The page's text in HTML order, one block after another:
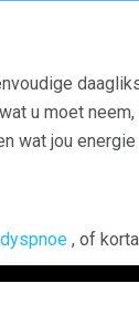
u moet
wat jou
dyspnoe , of